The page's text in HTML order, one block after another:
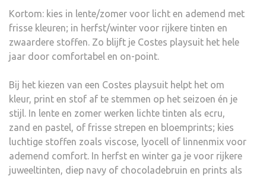
Kortom: kies in lente/zomer voor licht en ademend met
frisse kleuren; in herfst/winter voor rijkere tinten en
zwaardere stoffen. Zo blijft je Costes playsuit het hele
jaar door comfortabel en on-point.
Bij het kiezen van een Costes playsuit helpt het om
kleur, print en stof af te stemmen op het seizoen én je
stijl. In lente en zomer werken lichte tinten als ecru,
zand en pastel, of frisse strepen en bloemprints; kies
luchtige stoffen zoals viscose, lyocell of linnenmix voor
ademend comfort. In herfst en winter ga je voor rijkere
juweeltinten, diep navy of chocoladebruin en prints als